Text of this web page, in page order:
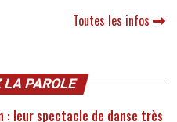
Toutes les infos
LA PAROLE
: leur spectacle de danse très